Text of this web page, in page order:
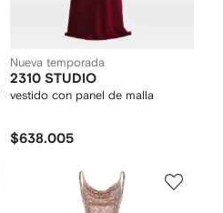
Nueva temporada
2310 STUDIO
vestido con panel de malla
$638.005